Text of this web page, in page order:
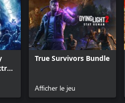
True Survivors Bundle
Afficher le jeu